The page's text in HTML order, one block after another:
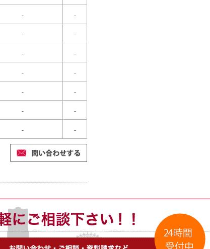
- -
- -
- -
- -
- -
- -
- -